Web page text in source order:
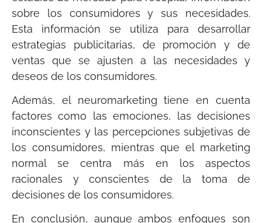
sobre los consumidores y sus necesidades.
Esta información se utiliza para desarrollar
estrategias publicitarias, de promoción y de
ventas que se ajusten a las necesidades y
deseos de los consumidores.
Además, el neuromarketing tiene en cuenta
factores como las emociones, las decisiones
inconscientes y las percepciones subjetivas de
los consumidores, mientras que el marketing
normal se centra más en los aspectos
racionales y conscientes de la toma de
decisiones de los consumidores.
En conclusión, aunque ambos enfoques son